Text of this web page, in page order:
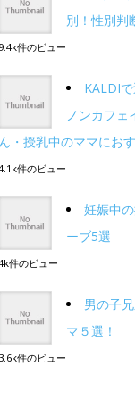
別！性別判
件のビュー
KALDI
ノンカフェ
・授乳中のママにおす
件のビュー
妊娠中
ーブ5選
件のビュー
男の子
マ５選！
件のビュー